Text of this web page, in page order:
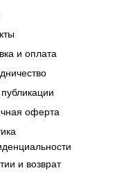
и оплата
оферта
и возврат